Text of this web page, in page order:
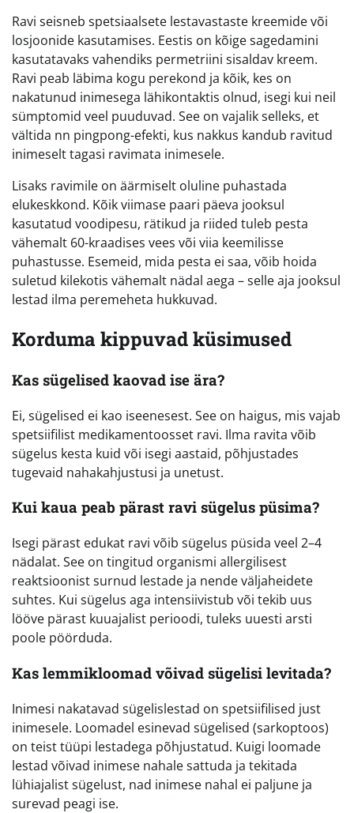
Ravi seisneb spetsiaalsete lestavastaste kreemide või
losjoonide kasutamises. Eestis on kõige sagedamini
kasutatavaks vahendiks permetriini sisaldav kreem.
Ravi peab läbima kogu perekond ja kõik, kes on
nakatunud inimesega lähikontaktis olnud, isegi kui neil
sümptomid veel puuduvad. See on vajalik selleks, et
vältida nn pingpong-efekti, kus nakkus kandub ravitud
inimeselt tagasi ravimata inimesele.
Lisaks ravimile on äärmiselt oluline puhastada
elukeskkond. Kõik viimase paari päeva jooksul
kasutatud voodipesu, rätikud ja riided tuleb pesta
vähemalt 60-kraadises vees või viia keemilisse
puhastusse. Esemeid, mida pesta ei saa, võib hoida
suletud kilekotis vähemalt nädal aega – selle aja jooksul
lestad ilma peremeheta hukkuvad.
Korduma kippuvad küsimused
Kas sügelised kaovad ise ära?
Ei, sügelised ei kao iseenesest. See on haigus, mis vajab
spetsiifilist medikamentoosset ravi. Ilma ravita võib
sügelus kesta kuid või isegi aastaid, põhjustades
tugevaid nahakahjustusi ja unetust.
Kui kaua peab pärast ravi sügelus püsima?
Isegi pärast edukat ravi võib sügelus püsida veel 2–4
nädalat. See on tingitud organismi allergilisest
reaktsioonist surnud lestade ja nende väljaheidete
suhtes. Kui sügelus aga intensiivistub või tekib uus
lööve pärast kuuajalist perioodi, tuleks uuesti arsti
poole pöörduda.
Kas lemmikloomad võivad sügelisi levitada?
Inimesi nakatavad sügelislestad on spetsiifilised just
inimesele. Loomadel esinevad sügelised (sarkoptoos)
on teist tüüpi lestadega põhjustatud. Kuigi loomade
lestad võivad inimese nahale sattuda ja tekitada
lühiajalist sügelust, nad inimese nahal ei paljune ja
surevad peagi ise.